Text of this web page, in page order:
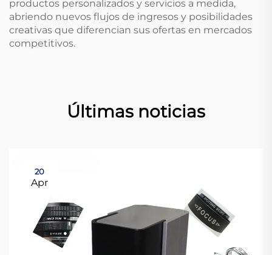
productos personalizados y servicios a medida,
abriendo nuevos flujos de ingresos y posibilidades
creativas que diferencian sus ofertas en mercados
competitivos.
Últimas noticias
20
Apr